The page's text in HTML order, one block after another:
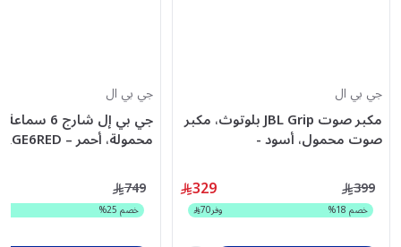
جي بي ال
مكبر صوت JBL Grip بلوتوث، مكبر
صوت محمول، أسود -
329 399
خصم18
% وفر70
جي بي ال
جي بي إل شارج
محمولة، أحمر – JBLCHARGE6RED
749
خصم 25
%